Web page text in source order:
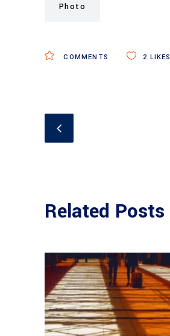
Photo
COMMENTS 2 LIKES
Related Posts